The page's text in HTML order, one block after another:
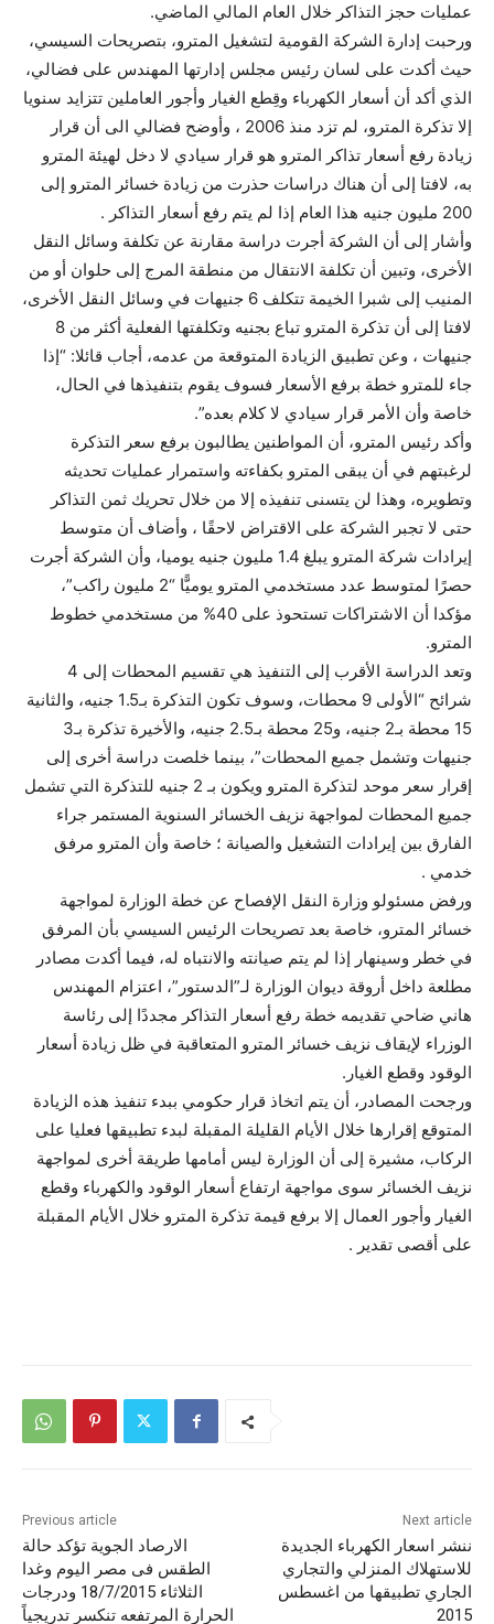
عمليات حجز التذاكر خلال العام المالي الماضي.
ورحبت إدارة الشركة القومية لتشغيل المترو، بتصريحات السيسي،
حيث أكدت على لسان رئيس مجلس إدارتها المهندس على فضالي،
الذي أكد أن أسعار الكهرباء وقِطع الغيار وأجور العاملين تتزايد سنويا
إلا تذكرة المترو، لم تزد منذ 2006 ، وأوضح فضالي الى أن قرار
زيادة رفع أسعار تذاكر المترو هو قرار سيادي لا دخل لهيئة المترو
به، لافتا إلى أن هناك دراسات حذرت من زيادة خسائر المترو إلى
200 مليون جنيه هذا العام إذا لم يتم رفع أسعار التذاكر .
وأشار إلى أن الشركة أجرت دراسة مقارنة عن تكلفة وسائل النقل
الأخرى، وتبين أن تكلفة الانتقال من منطقة المرج إلى حلوان أو من
المنيب إلى شبرا الخيمة تتكلف 6 جنيهات في وسائل النقل الأخرى،
لافتا إلى أن تذكرة المترو تباع بجنيه وتكلفتها الفعلية أكثر من 8
جنيهات ، وعن تطبيق الزيادة المتوقعة من عدمه، أجاب قائلا: “إذا
جاء للمترو خطة برفع الأسعار فسوف يقوم بتنفيذها في الحال،
خاصة وأن الأمر قرار سيادي لا كلام بعده”.
وأكد رئيس المترو، أن المواطنين يطالبون برفع سعر التذكرة
لرغبتهم في أن يبقى المترو بكفاءته واستمرار عمليات تحديثه
وتطويره، وهذا لن يتسنى تنفيذه إلا من خلال تحريك ثمن التذاكر
حتى لا تجبر الشركة على الاقتراض لاحقًا ، وأضاف أن متوسط
إيرادات شركة المترو يبلغ 1.4 مليون جنيه يوميا، وأن الشركة أجرت
حصرًا لمتوسط عدد مستخدمي المترو يوميًّا “2 مليون راكب”،
مؤكدا أن الاشتراكات تستحوذ على 40% من مستخدمي خطوط
المترو.
وتعد الدراسة الأقرب إلى التنفيذ هي تقسيم المحطات إلى 4
شرائح “الأولى 9 محطات، وسوف تكون التذكرة بـ1.5 جنيه، والثانية
15 محطة بـ2 جنيه، و25 محطة بـ2.5 جنيه، والأخيرة تذكرة بـ3
جنيهات وتشمل جميع المحطات”، بينما خلصت دراسة أخرى إلى
إقرار سعر موحد لتذكرة المترو ويكون بـ 2 جنيه للتذكرة التي تشمل
جميع المحطات لمواجهة نزيف الخسائر السنوية المستمر جراء
الفارق بين إيرادات التشغيل والصيانة ؛ خاصة وأن المترو مرفق
خدمي .
ورفض مسئولو وزارة النقل الإفصاح عن خطة الوزارة لمواجهة
خسائر المترو، خاصة بعد تصريحات الرئيس السيسي بأن المرفق
في خطر وسينهار إذا لم يتم صيانته والانتباه له، فيما أكدت مصادر
مطلعة داخل أروقة ديوان الوزارة لـ”الدستور”، اعتزام المهندس
هاني ضاحي تقديمه خطة رفع أسعار التذاكر مجددًا إلى رئاسة
الوزراء لإيقاف نزيف خسائر المترو المتعاقبة في ظل زيادة أسعار
الوقود وقطع الغيار.
ورجحت المصادر، أن يتم اتخاذ قرار حكومي ببدء تنفيذ هذه الزيادة
المتوقع إقرارها خلال الأيام القليلة المقبلة لبدء تطبيقها فعليا على
الركاب، مشيرة إلى أن الوزارة ليس أمامها طريقة أخرى لمواجهة
نزيف الخسائر سوى مواجهة ارتفاع أسعار الوقود والكهرباء وقطع
الغيار وأجور العمال إلا برفع قيمة تذكرة المترو خلال الأيام المقبلة
على أقصى تقدير .
Previous article
الارصاد الجوية تؤكد حالة
الطقس فى مصر اليوم وغدا
الثلاثاء 18/7/2015 ودرجات
الحرارة المرتفعه تنكسر تدريجياً
Next article
ننشر اسعار الكهرباء الجديدة
للاستهلاك المنزلي والتجاري
الجاري تطبيقها من اغسطس
2015